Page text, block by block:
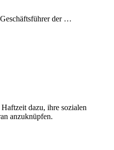
der …
dazu, ihre sozialen
anzuknüpfen.